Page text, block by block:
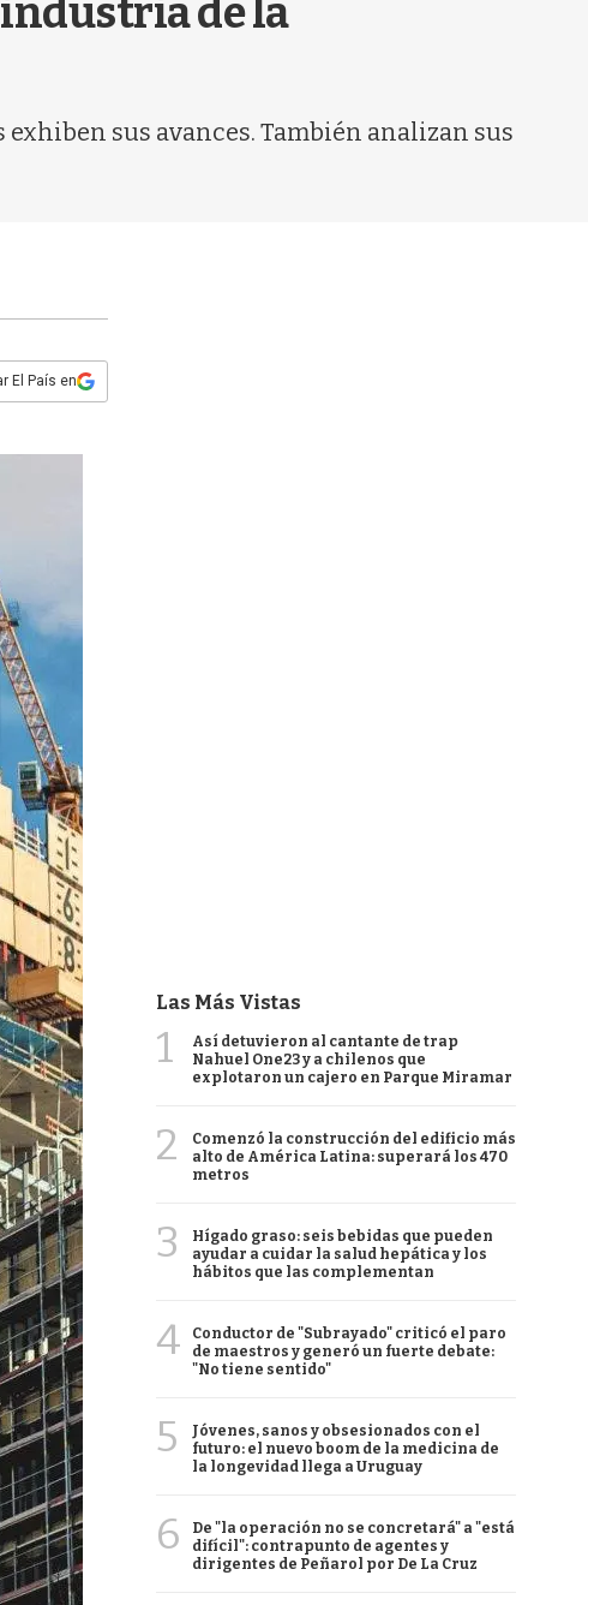
de la
sus avances. También analizan sus
El País en
Las Más Vistas
1
Así detuvieron al cantante de trap
Nahuel One23 y a chilenos que
explotaron un cajero en Parque Miramar
2
Comenzó la construcción del edificio más
alto de América Latina: superará los 470
metros
3
Hígado graso: seis bebidas que pueden
ayudar a cuidar la salud hepática y los
hábitos que las complementan
4
Conductor de "Subrayado" criticó el paro
de maestros y generó un fuerte debate:
"No tiene sentido"
5
Jóvenes, sanos y obsesionados con el
futuro: el nuevo boom de la medicina de
la longevidad llega a Uruguay
6
De "la operación no se concretará" a "está
difícil": contrapunto de agentes y
dirigentes de Peñarol por De La Cruz